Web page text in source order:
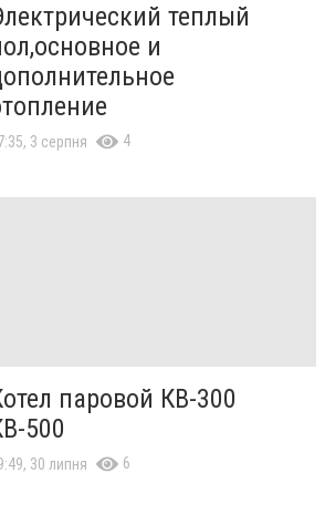
теплый
и
3 серпня 4
паровой КВ-300
500
30 липня 6